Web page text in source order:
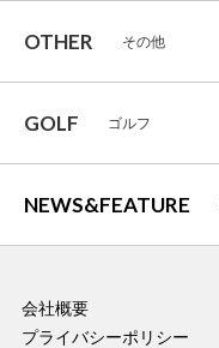
OTHER その他
GOLF ゴルフ
NEWS&FEATURE
会社概要
プライバシーポリシー